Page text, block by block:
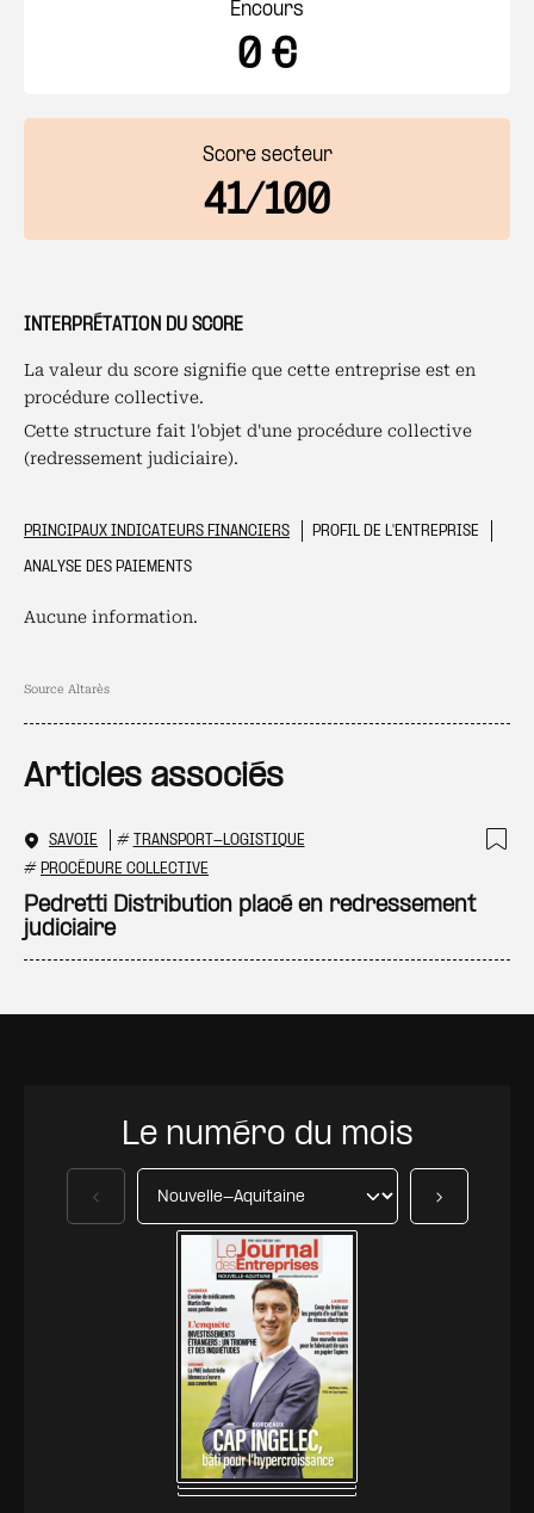
Encours
0 €
Score secteur
41/100
INTERPRÉTATION DU SCORE
La valeur du score signifie que cette entreprise est en
procédure collective.
Cette structure fait l'objet d'une procédure collective
(redressement judiciaire).
PRINCIPAUX INDICATEURS FINANCIERS
PROFIL DE L'ENTREPRISE
ANALYSE DES PAIEMENTS
Aucune information.
Source Altarès
Articles associés
SAVOIE # TRANSPORT-LOGISTIQUE
# PROCÉDURE COLLECTIVE
Pedretti Distribution placé en redressement
judiciaire
Le numéro du mois
Précédent Suivant